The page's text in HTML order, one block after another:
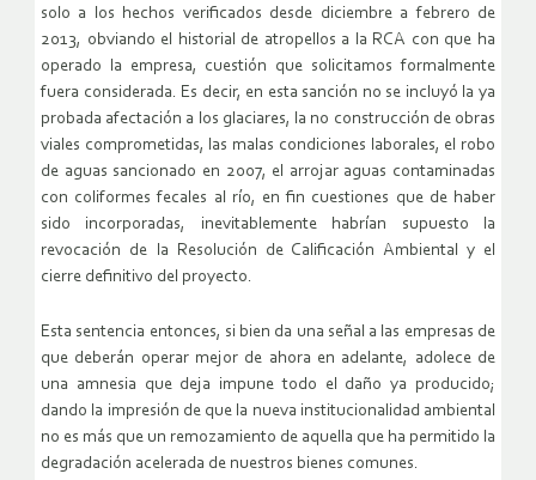
solo a los hechos verificados desde diciembre a febrero de
2013, obviando el historial de atropellos a la RCA con que ha
operado la empresa, cuestión que solicitamos formalmente
fuera considerada. Es decir, en esta sanción no se incluyó la ya
probada afectación a los glaciares, la no construcción de obras
viales comprometidas, las malas condiciones laborales, el robo
de aguas sancionado en 2007, el arrojar aguas contaminadas
con coliformes fecales al río, en fin cuestiones que de haber
sido incorporadas, inevitablemente habrían supuesto la
revocación de la Resolución de Calificación Ambiental y el
cierre definitivo del proyecto.
Esta sentencia entonces, si bien da una señal a las empresas de
que deberán operar mejor de ahora en adelante, adolece de
una amnesia que deja impune todo el daño ya producido;
dando la impresión de que la nueva institucionalidad ambiental
no es más que un remozamiento de aquella que ha permitido la
degradación acelerada de nuestros bienes comunes.